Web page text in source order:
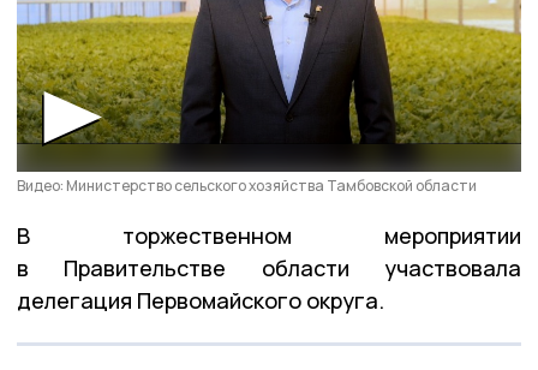
Видео: Министерство сельского хозяйства Тамбовской области
В торжественном мероприятии
в Правительстве области участвовала
делегация Первомайского округа.